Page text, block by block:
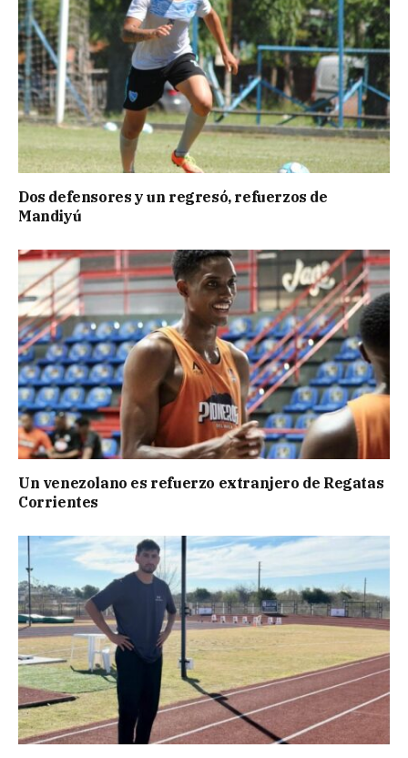
Dos defensores y un regresó, refuerzos de
Mandiyú
Un venezolano es refuerzo extranjero de Regatas
Corrientes